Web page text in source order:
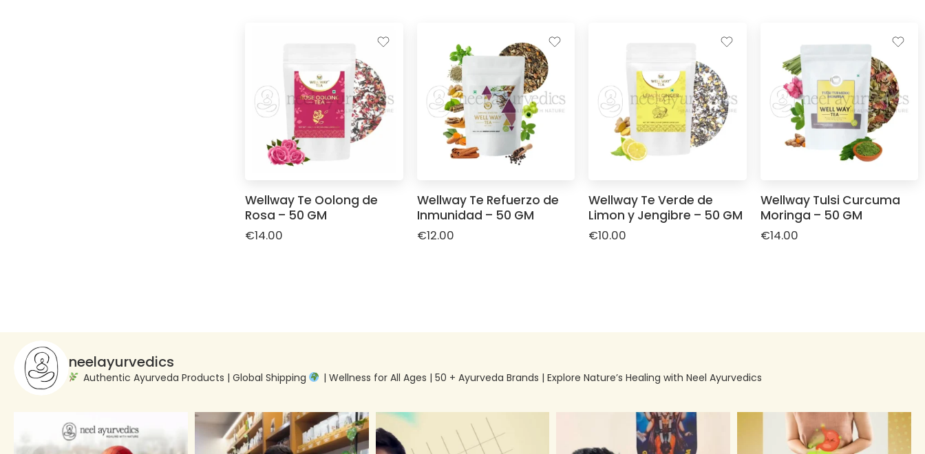
Wellway Te Oolong de
Rosa – 50 GM
€14.00
Wellway Te Refuerzo de
Inmunidad – 50 GM
€12.00
Wellway Te Verde de
Limon y Jengibre – 50 GM
€10.00
Wellway Tulsi Curcuma
Moringa – 50 GM
€14.00
neelayurvedics
Authentic Ayurveda Products | Global Shipping | Wellness for All Ages | 50 + Ayurveda Brands | Explore Nature’s Healing with Neel Ayurvedics